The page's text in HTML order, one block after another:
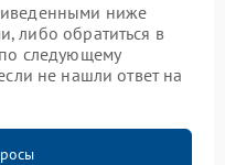
ниже
либо обратиться в
следующему
не нашли ответ на